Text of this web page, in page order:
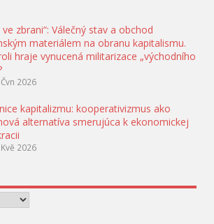
zbrani“: Válečný stav a obchod
materiálem na obranu kapitalismu.
hraje vynucená militarizace „východního
2026
kapitalizmu: kooperativizmus ako
alternatíva smerujúca k ekonomickej
2026